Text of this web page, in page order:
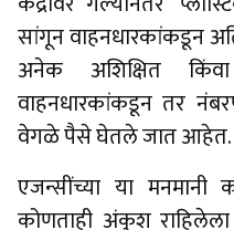
सांगून वाहनधारकांकडून
अनेक अशिक्षित
वाहनधारकांकडून तर
वेगळे पैसे घेतले जात आहेत.
एजन्सींच्या या मनमानी
कोणताही अंकुश राहिलेला